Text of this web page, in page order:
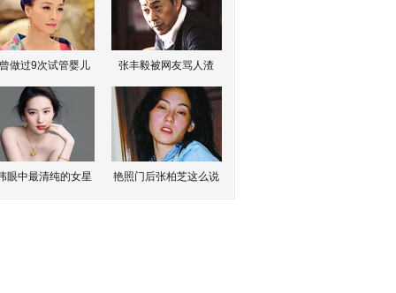
做过9次试管婴儿 张丰毅被网友骂人渣
眼中最清纯的女星 艳照门后张柏芝这么说